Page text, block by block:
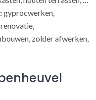
gyprocwerken,
zolder afwerken,